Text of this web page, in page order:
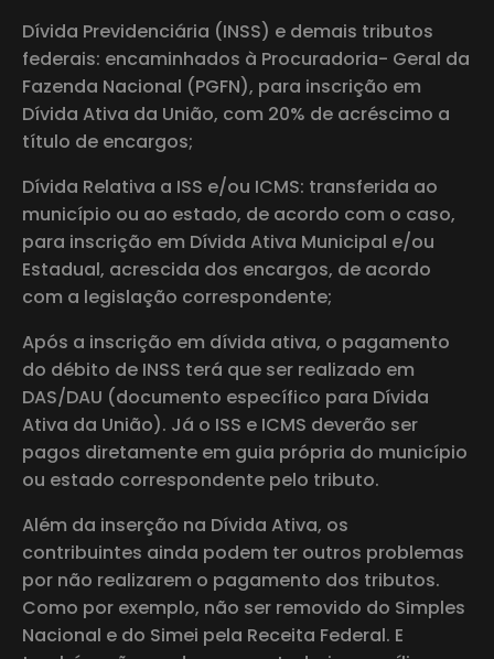
Dívida Previdenciária (INSS) e demais tributos
federais: encaminhados à Procuradoria- Geral da
Fazenda Nacional (PGFN), para inscrição em
Dívida Ativa da União, com 20% de acréscimo a
título de encargos;
Dívida Relativa a ISS e/ou ICMS: transferida ao
município ou ao estado, de acordo com o caso,
para inscrição em Dívida Ativa Municipal e/ou
Estadual, acrescida dos encargos, de acordo
com a legislação correspondente;
Após a inscrição em dívida ativa, o pagamento
do débito de INSS terá que ser realizado em
DAS/DAU (documento específico para Dívida
Ativa da União). Já o ISS e ICMS deverão ser
pagos diretamente em guia própria do município
ou estado correspondente pelo tributo.
Além da inserção na Dívida Ativa, os
contribuintes ainda podem ter outros problemas
por não realizarem o pagamento dos tributos.
Como por exemplo, não ser removido do Simples
Nacional e do Simei pela Receita Federal. E